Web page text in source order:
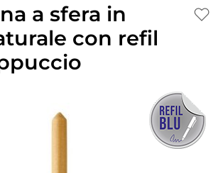
a sfera in
con refil